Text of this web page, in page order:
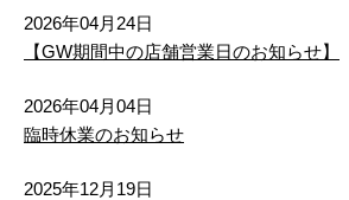
2026年04月24日
【GW期間中の店舗営業日のお知らせ】
2026年04月04日
臨時休業のお知らせ
2025年12月19日